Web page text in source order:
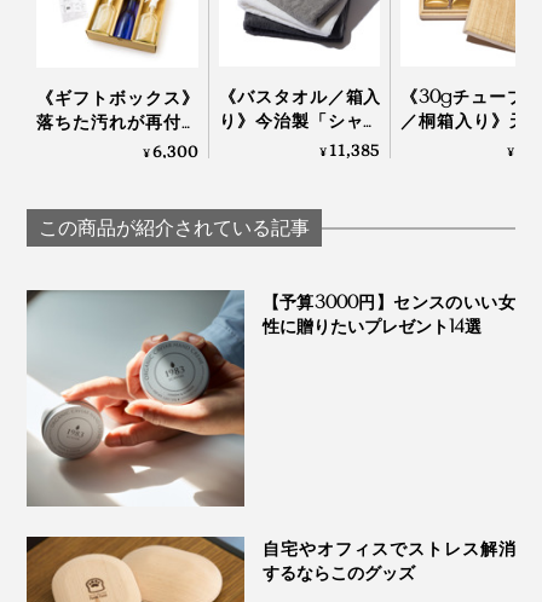
《ギフトボックス》
落ちた汚れが再付着
しない、綿もカシミ
¥6,300
《バスタオル／箱入
り》今治製「シャト
ル織機」でゆっくり
¥11,385
《30gチューブ
／桐箱入り》天
分97.1%、フッ素
¥
この商品が紹介されている記事
【予算3000円】センスのいい女
性に贈りたいプレゼント14選
自宅やオフィスでストレス解消
するならこのグッズ